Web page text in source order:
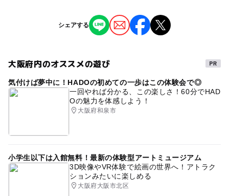
予約/応募
予約必要
いいたします。
2チームご利用プランの方は、２チーム合計5名様まで。向
かい合った作業台でのご参加となります。
・4人前プラン（1～4名様） 1組：8,020円
・2人前プラン（1～2名様） 1組：6,320円
●2チームでご利用プラン(1組2～5名様が2チームにわかれ
（どちらもチームも桜色にする場合）
・4人前を2チームプラン 1組：14,940円
・2人前＋4人前プラン 1組：13,240円
できあがったうどんをこちらでお召し上がりになる場合、
食器1人分につき660円をいただきます
ショッピング・グルメ
タグ
雨でも遊べる 冬でも大丈夫 体験教室 うどん
手打ちうどん 屋内 冬のお出かけ
うどん学校 うどん教室
プレゼント 桜 さくら 花びら 春休み
スキー場 進学 進級 お祝い 新学期
シェアする
大阪府内のオススメの遊び
気付けば夢中に！HADOの初めての一歩はこの体験会で◎
一回やれば分かる、この楽しさ！60分でHAD
Oの魅力を体感しよう！
大阪府和泉市
小学生以下は入館無料！最新の体験型アートミュージアム
3D映像やVR体験で絵画の世界へ！アトラク
ションみたいに楽しめる
大阪府大阪市北区